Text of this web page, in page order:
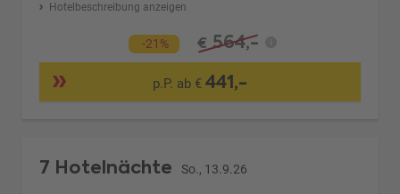
Hotelbeschreibung anzeigen
-21% € 564,-
p.P. ab € 441,-
7 Hotelnächte So., 13.9.26